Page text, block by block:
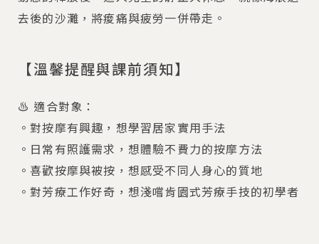
去後的沙灘，將痠痛與疲勞一併帶走。
【溫馨提醒與課前須知】
♨ 適合對象：
。對按摩有興趣，想學習居家實用手法
。日常有照護需求，想體驗不費力的按摩方法
。喜歡按摩與被按，想感受不同人身心的質地
。對芳療工作好奇，想淺嚐肯園式芳療手技的初學者